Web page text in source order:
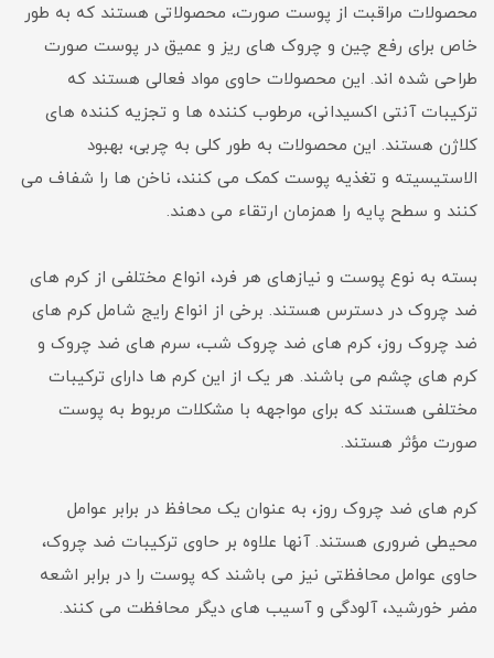
محصولات مراقبت از پوست صورت، محصولاتی هستند که به طور
خاص برای رفع چین و چروک های ریز و عمیق در پوست صورت
طراحی شده اند. این محصولات حاوی مواد فعالی هستند که
ترکیبات آنتی اکسیدانی، مرطوب کننده ها و تجزیه کننده های
کلاژن هستند. این محصولات به طور کلی به چربی، بهبود
الاستیسیته و تغذیه پوست کمک می کنند، ناخن ها را شفاف می
کنند و سطح پایه را همزمان ارتقاء می دهند.
بسته به نوع پوست و نیازهای هر فرد، انواع مختلفی از کرم های
ضد چروک در دسترس هستند. برخی از انواع رایج شامل کرم های
ضد چروک روز، کرم های ضد چروک شب، سرم های ضد چروک و
کرم های چشم می باشند. هر یک از این کرم ها دارای ترکیبات
مختلفی هستند که برای مواجهه با مشکلات مربوط به پوست
صورت مؤثر هستند.
کرم های ضد چروک روز، به عنوان یک محافظ در برابر عوامل
محیطی ضروری هستند. آنها علاوه بر حاوی ترکیبات ضد چروک،
حاوی عوامل محافظتی نیز می باشند که پوست را در برابر اشعه
مضر خورشید، آلودگی و آسیب های دیگر محافظت می کنند.